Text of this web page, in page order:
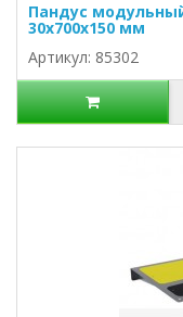
Пандус
30х700х150 мм
Артикул: 85302